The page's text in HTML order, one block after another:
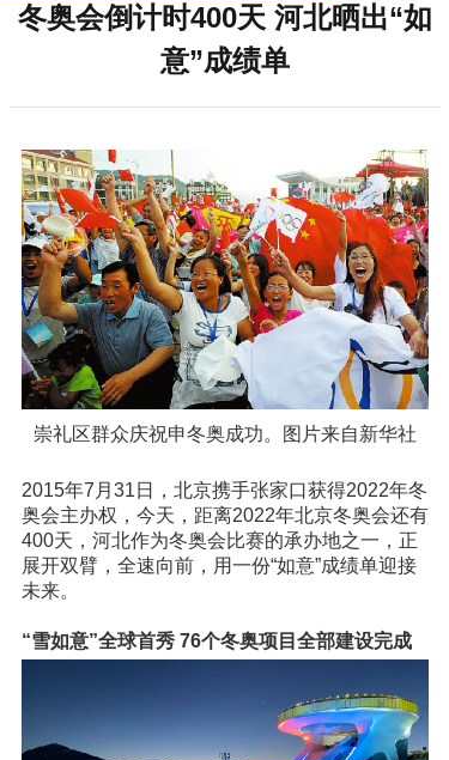
冬奥会倒计时400天 河北晒出“如
意”成绩单
崇礼区群众庆祝申冬奥成功。图片来自新华社
2015年7月31日，北京携手张家口获得2022年冬
奥会主办权，今天，距离2022年北京冬奥会还有
400天，河北作为冬奥会比赛的承办地之一，正
展开双臂，全速向前，用一份“如意”成绩单迎接
未来。
“雪如意”全球首秀 76个冬奥项目全部建设完成